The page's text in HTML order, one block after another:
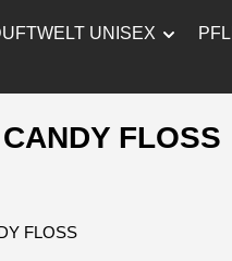
UNISEX
FLOSS